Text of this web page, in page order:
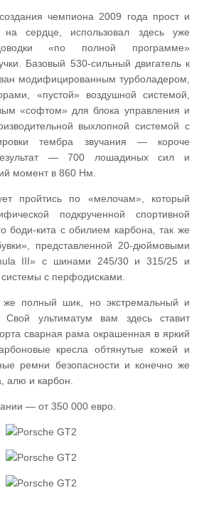
чемпиона 2009 года прост и
сердце, использовал здесь уже
«по полной программе»
Базовый 530-сильный двигатель к
модифицированным турболадером,
«пустой» воздушной системой,
«софтом» для блока управления и
выхлопной системой с
тембра звучания — короче
— 700 лошадиных сил и
момент в 860 Нм.
пройтись по «мелочам», который
подкрученной спортивной
боди-кита с обилием карбона, так же
представленной 20-дюймовыми
III» с шинами 245/30 и 315/25 и
с перфодисками.
полный шик, но экстремальный и
ультиматум вам здесь ставит
сварная рама окрашенная в яркий
кресла обтянутые кожей и
ремни безопасности и конечно же
алю и карбон.
— от 350 000 евро.